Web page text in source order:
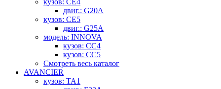
кузов: CE4
двиг.: G20A
кузов: CE5
двиг.: G25A
модель: INNOVA
кузов: CC4
кузов: CC5
Смотреть весь каталог
AVANCIER
кузов: TA1